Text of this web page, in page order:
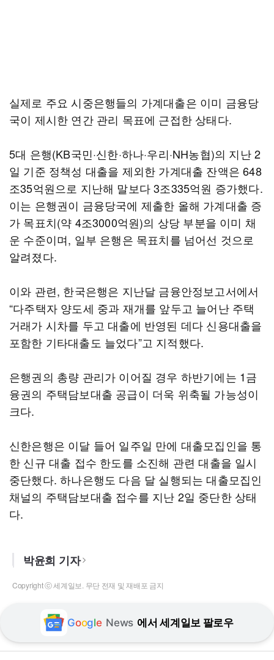
실제로 주요 시중은행들의 가계대출은 이미 금융당
국이 제시한 연간 관리 목표에 근접한 상태다.
5대 은행(KB국민·신한·하나·우리·NH농협)의 지난 2
일 기준 정책성 대출을 제외한 가계대출 잔액은 648
조35억원으로 지난해 말보다 3조335억원 증가했다.
이는 은행권이 금융당국에 제출한 올해 가계대출 증
가 목표치(약 4조3000억원)의 상당 부분을 이미 채
운 수준이며, 일부 은행은 목표치를 넘어선 것으로
알려졌다.
이와 관련, 한국은행은 지난달 금융안정보고서에서
“다주택자 양도세 중과 재개를 앞두고 늘어난 주택
거래가 시차를 두고 대출에 반영된 데다 신용대출을
포함한 기타대출도 늘었다”고 지적했다.
은행권의 총량 관리가 이어질 경우 하반기에는 1금
융권의 주택담보대출 공급이 더욱 위축될 가능성이
크다.
신한은행은 이달 들어 일주일 만에 대출모집인을 통
한 신규 대출 접수 한도를 소진해 관련 대출을 일시
중단했다. 하나은행도 다음 달 실행되는 대출모집인
채널의 주택담보대출 접수를 지난 2일 중단한 상태
다.
박윤희 기자
Copyright ⓒ 세계일보. 무단 전재 및 재배포 금지
Google News 에서 세계일보 팔로우